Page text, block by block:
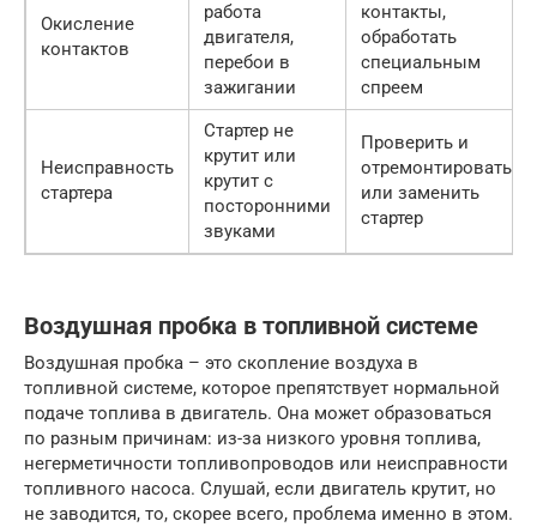
Окисление
контактов
работа
двигателя,
перебои в
зажигании
контакты,
обработать
специальным
спреем
Неисправность
стартера
Стартер не
крутит или
крутит с
посторонними
звуками
Проверить и
отремонтировать
или заменить
стартер
Воздушная пробка в топливной системе
Воздушная пробка – это скопление воздуха в
топливной системе, которое препятствует нормальной
подаче топлива в двигатель. Она может образоваться
по разным причинам: из-за низкого уровня топлива,
негерметичности топливопроводов или неисправности
топливного насоса. Слушай, если двигатель крутит, но
не заводится, то, скорее всего, проблема именно в этом.